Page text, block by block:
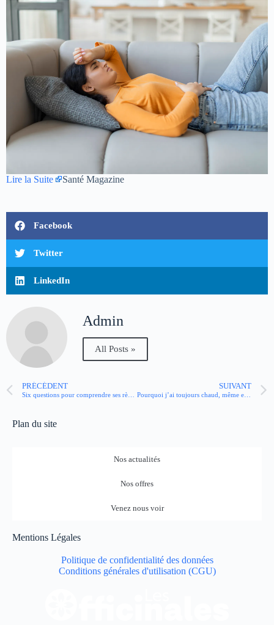
Lire la Suite Santé Magazine
Facebook
Twitter
LinkedIn
Admin
All Posts »
PRÉCÉDENT SUIVANT
Pourquoi j’ai toujours chaud, même en hiver ?
Plan du site
Nos actualités
Nos offres
Venez nous voir
Mentions Légales
Politique de confidentialité des données
Conditions générales d'utilisation (CGU)